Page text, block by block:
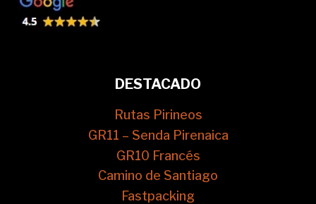
DESTACADO
Rutas Pirineos
GR11 – Senda Pirenaica
GR10 Francés
Camino de Santiago
Fastpacking